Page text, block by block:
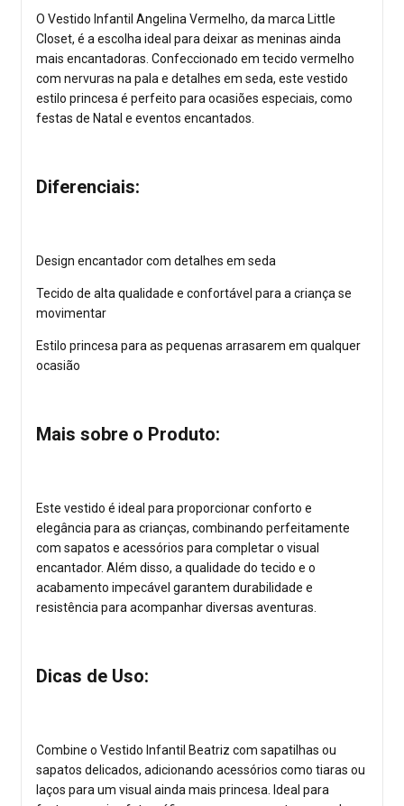
O Vestido Infantil Angelina Vermelho, da marca Little
Closet, é a escolha ideal para deixar as meninas ainda
mais encantadoras. Confeccionado em tecido vermelho
com nervuras na pala e detalhes em seda, este vestido
estilo princesa é perfeito para ocasiões especiais, como
festas de Natal e eventos encantados.
Diferenciais:
Design encantador com detalhes em seda
Tecido de alta qualidade e confortável para a criança se
movimentar
Estilo princesa para as pequenas arrasarem em qualquer
ocasião
Mais sobre o Produto:
Este vestido é ideal para proporcionar conforto e
elegância para as crianças, combinando perfeitamente
com sapatos e acessórios para completar o visual
encantador. Além disso, a qualidade do tecido e o
acabamento impecável garantem durabilidade e
resistência para acompanhar diversas aventuras.
Dicas de Uso:
Combine o Vestido Infantil Beatriz com sapatilhas ou
sapatos delicados, adicionando acessórios como tiaras ou
laços para um visual ainda mais princesa. Ideal para